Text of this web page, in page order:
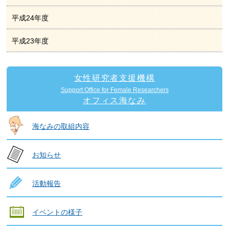
平成24年度
平成23年度
女性研究者支援機構
Support Office for Female Researchers
オフィス海なみ
海なみの取組内容
お知らせ
活動報告
イベントの様子